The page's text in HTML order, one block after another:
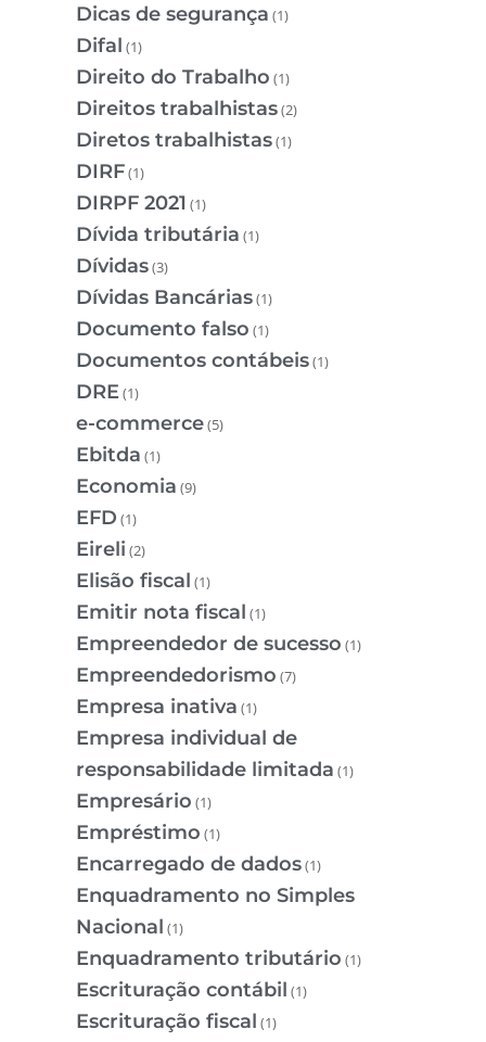
Dicas de segurança (1)
Difal (1)
Direito do Trabalho (1)
Direitos trabalhistas(2)
Diretos trabalhistas(1)
DIRF(1)
DIRPF 2021 (1)
Dívida tributária (1)
Dívidas(3)
Dívidas Bancárias(1)
Documento falso (1)
Documentos contábeis(1)
DRE(1)
e-commerce(5)
Ebitda (1)
Economia (9)
EFD (1)
Eireli (2)
Elisão fiscal (1)
Emitir nota fiscal (1)
Empreendedor de sucesso (1)
Empreendedorismo (7)
Empresa inativa (1)
Empresa individual de
responsabilidade limitada (1)
Empresário (1)
Empréstimo (1)
Encarregado de dados(1)
Enquadramento no Simples
Nacional (1)
Enquadramento tributário (1)
Escrituração contábil (1)
Escrituração fiscal (1)